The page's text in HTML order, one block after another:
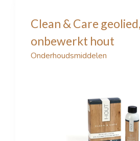
Clean & Care
onbewerkt hout
Onderhoudsmiddelen